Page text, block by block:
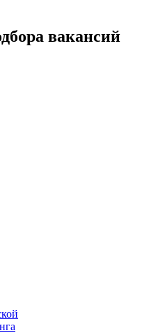
вакансий